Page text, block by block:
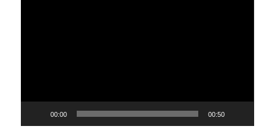
00:00 00:50